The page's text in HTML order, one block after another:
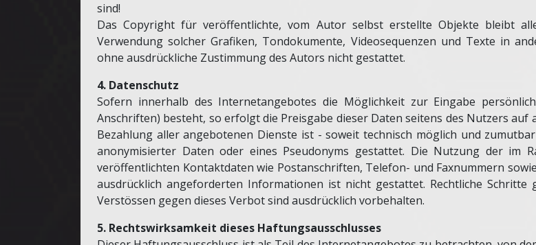
sind!
Das Copyright für veröffentlichte, vom Autor selbst erstellte Objekte bleibt
Verwendung solcher Grafiken, Tondokumente, Videosequenzen und Texte in
ohne ausdrückliche Zustimmung des Autors nicht gestattet.
4. Datenschutz
Sofern innerhalb des Internetangebotes die Möglichkeit zur Eingabe
Anschriften) besteht, so erfolgt die Preisgabe dieser Daten seitens des Nutzers
Bezahlung aller angebotenen Dienste ist - soweit technisch möglich und
anonymisierter Daten oder eines Pseudonyms gestattet. Die Nutzung der im
veröffentlichten Kontaktdaten wie Postanschriften, Telefon- und Faxnummern
ausdrücklich angeforderten Informationen ist nicht gestattet. Rechtliche Schritte
Verstössen gegen dieses Verbot sind ausdrücklich vorbehalten.
5. Rechtswirksamkeit dieses Haftungsausschlusses